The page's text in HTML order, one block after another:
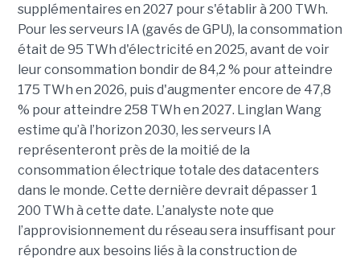
supplémentaires en 2027 pour s'établir à 200 TWh.
Pour les serveurs IA (gavés de GPU), la consommation
était de 95 TWh d'électricité en 2025, avant de voir
leur consommation bondir de 84,2 % pour atteindre
175 TWh en 2026, puis d'augmenter encore de 47,8
% pour atteindre 258 TWh en 2027. Linglan Wang
estime qu’à l’horizon 2030, les serveurs IA
représenteront près de la moitié de la
consommation électrique totale des datacenters
dans le monde. Cette dernière devrait dépasser 1
200 TWh à cette date. L’analyste note que
l’approvisionnement du réseau sera insuffisant pour
répondre aux besoins liés à la construction de